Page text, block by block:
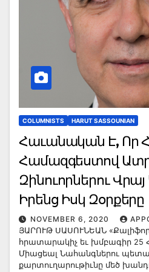
COLUMNISTS HARUT SASSOUNIAN
Հաւանական Է, Որ
Համազգեստով
Զինուորներու
Իրենց Իսկ Զօրքերը
NOVEMBER 6, 2020
ՅԱՐՈՒԹ ՍԱՍՈՒՆԵԱՆ
հրատարակիչ եւ խմբագիր 25
Միացեալ Նահանգներու
քարտուղարութիւնը մեծ